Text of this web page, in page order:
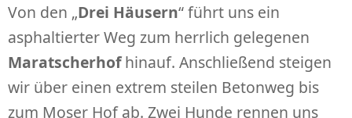
Von den „Drei Häusern“ führt uns ein
asphaltierter Weg zum herrlich gelegenen
Maratscherhofhinauf. Anschließend steigen
wir über einen extrem steilen Betonweg bis
zum Moser Hof ab. Zwei Hunde rennen uns